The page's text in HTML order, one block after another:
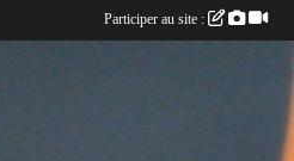
Participer au site :